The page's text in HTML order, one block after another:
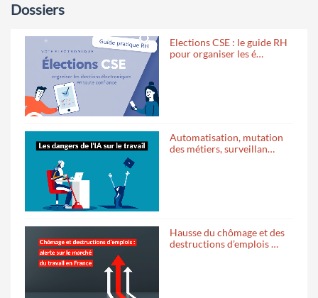
Dossiers
Elections CSE : le guide RH
pour organiser les é…
Automatisation, mutation
des métiers, surveillan…
Hausse du chômage et des
destructions d’emplois …